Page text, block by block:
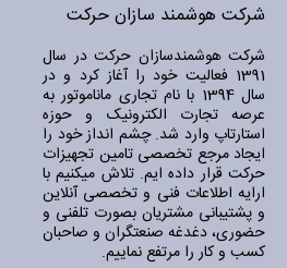
شرکت هوشمند سازان حرکت
شرکت هوشمندسازان حرکت در سال
1391 فعالیت خود را آغاز کرد و در
سال 1394 با نام تجاری ماناموتور به
عرصه تجارت الکترونیک و حوزه
استارتاپ وارد شد. چشم انداز خود را
ایجاد مرجع تخصصی تامین تجهیزات
حرکت قرار داده ایم. تلاش میکنیم با
ارایه اطلاعات فنی و تخصصی آنلاین
و پشتیبانی مشتریان بصورت تلفنی و
حضوری، دغدغه صنعتگران و صاحبان
کسب و کار را مرتفع نماییم.